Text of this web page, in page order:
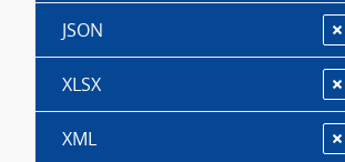
JSON
XLSX
XML